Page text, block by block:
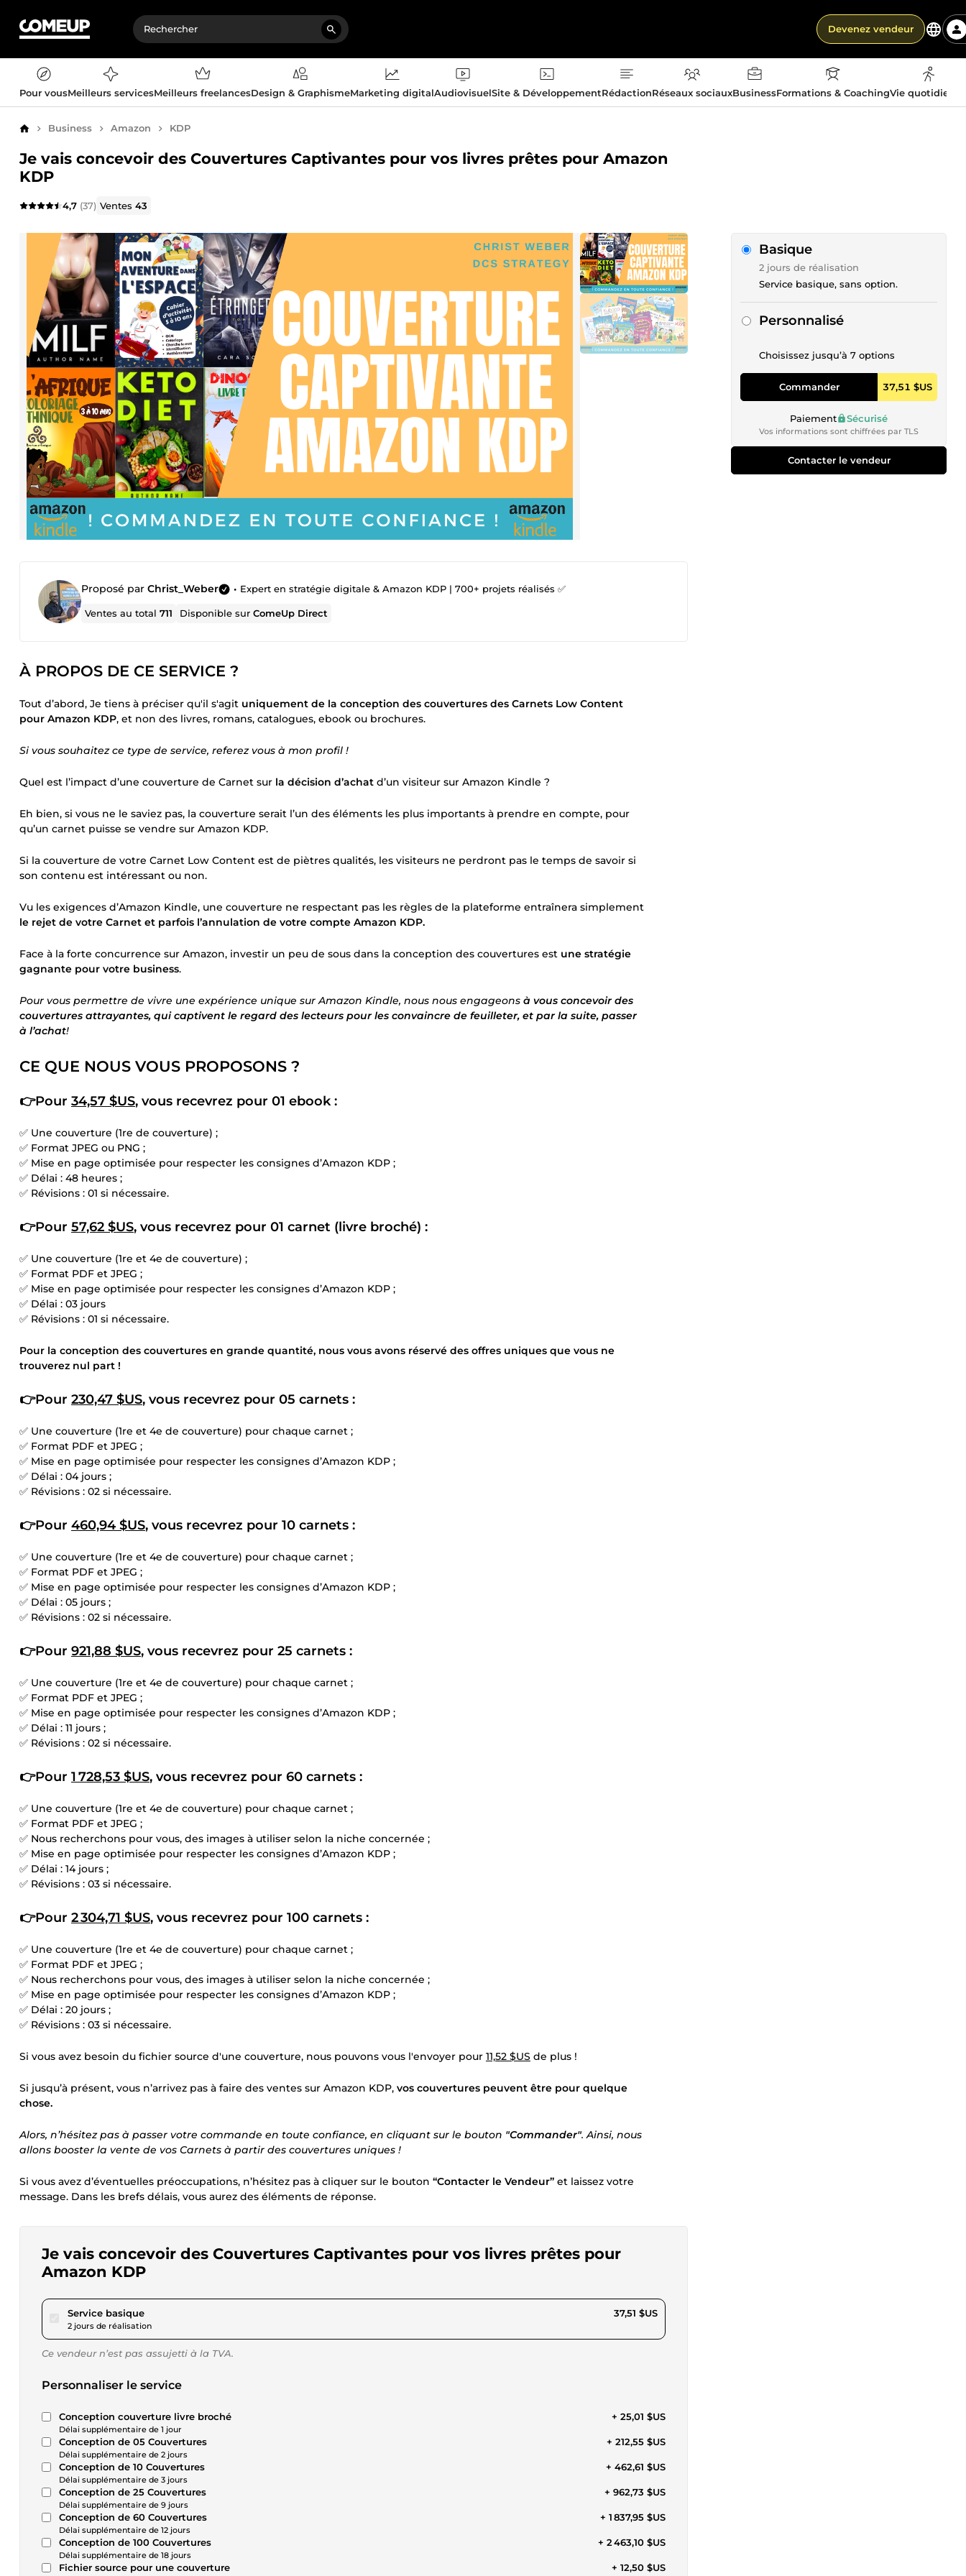
Devenez vendeur
Pour vousMeilleurs servicesMeilleurs freelancesDesign & GraphismeMarketing digitalAudiovisuelSite & DéveloppementRédactionRéseaux sociauxBusinessFormations & CoachingVie
AccueilBusiness Amazon KDP
Je vais concevoir des Couvertures Captivantes pour vos livres prêtes pour Amazon
KDP
4,7 (37) Ventes43
Proposé par Christ_Weber • Expert en stratégie digitale & Amazon KDP | 700+ projets réalisés ✅
Ventes au total711 Disponible surComeUp Direct
À PROPOS DE CE SERVICE ?
Tout d’abord, Je tiens à préciser qu'il s'agit uniquement de la conception des couvertures des Carnets Low Content
pour Amazon KDP, et non des livres, romans, catalogues, ebook ou brochures.
Si vous souhaitez ce type de service, referez vous à mon profil !
Quel est l’impact d’une couverture de Carnet sur la décision d’achat d’un visiteur sur Amazon Kindle ?
Eh bien, si vous ne le saviez pas, la couverture serait l’un des éléments les plus importants à prendre en compte, pour
qu’un carnet puisse se vendre sur Amazon KDP.
Si la couverture de votre Carnet Low Content est de piètres qualités, les visiteurs ne perdront pas le temps de savoir si
son contenu est intéressant ou non.
Vu les exigences d’Amazon Kindle, une couverture ne respectant pas les règles de la plateforme entraînera simplement
le rejet de votre Carnet et parfois l’annulation de votre compte Amazon KDP.
Face à la forte concurrence sur Amazon, investir un peu de sous dans la conception des couvertures est une stratégie
gagnante pour votre business.
Pour vous permettre de vivre une expérience unique sur Amazon Kindle, nous nous engageons à vous concevoir des
couvertures attrayantes, qui captivent le regard des lecteurs pour les convaincre de feuilleter, et par la suite, passer
à l’achat!
CE QUE NOUS VOUS PROPOSONS ?
👉Pour 34,57 $US, vous recevrez pour 01 ebook :
✅ Une couverture (1re de couverture) ;
✅ Format JPEG ou PNG ;
✅ Mise en page optimisée pour respecter les consignes d’Amazon KDP ;
✅ Délai : 48 heures ;
✅ Révisions : 01 si nécessaire.
👉Pour 57,62 $US, vous recevrez pour 01 carnet (livre broché) :
✅ Une couverture (1re et 4e de couverture) ;
✅ Format PDF et JPEG ;
✅ Mise en page optimisée pour respecter les consignes d’Amazon KDP ;
✅ Délai : 03 jours
✅ Révisions : 01 si nécessaire.
Pour la conception des couvertures en grande quantité, nous vous avons réservé des offres uniques que vous ne
trouverez nul part !
👉Pour 230,47 $US, vous recevrez pour 05 carnets :
✅ Une couverture (1re et 4e de couverture) pour chaque carnet ;
✅ Format PDF et JPEG ;
✅ Mise en page optimisée pour respecter les consignes d’Amazon KDP ;
✅ Délai : 04 jours ;
✅ Révisions : 02 si nécessaire.
👉Pour 460,94 $US, vous recevrez pour 10 carnets :
✅ Une couverture (1re et 4e de couverture) pour chaque carnet ;
✅ Format PDF et JPEG ;
✅ Mise en page optimisée pour respecter les consignes d’Amazon KDP ;
✅ Délai : 05 jours ;
✅ Révisions : 02 si nécessaire.
👉Pour 921,88 $US, vous recevrez pour 25 carnets :
✅ Une couverture (1re et 4e de couverture) pour chaque carnet ;
✅ Format PDF et JPEG ;
✅ Mise en page optimisée pour respecter les consignes d’Amazon KDP ;
✅ Délai : 11 jours ;
✅ Révisions : 02 si nécessaire.
👉Pour 1 728,53 $US, vous recevrez pour 60 carnets :
✅ Une couverture (1re et 4e de couverture) pour chaque carnet ;
✅ Format PDF et JPEG ;
✅ Nous recherchons pour vous, des images à utiliser selon la niche concernée ;
✅ Mise en page optimisée pour respecter les consignes d’Amazon KDP ;
✅ Délai : 14 jours ;
✅ Révisions : 03 si nécessaire.
👉Pour 2 304,71 $US, vous recevrez pour 100 carnets :
✅ Une couverture (1re et 4e de couverture) pour chaque carnet ;
✅ Format PDF et JPEG ;
✅ Nous recherchons pour vous, des images à utiliser selon la niche concernée ;
✅ Mise en page optimisée pour respecter les consignes d’Amazon KDP ;
✅ Délai : 20 jours ;
✅ Révisions : 03 si nécessaire.
Si vous avez besoin du fichier source d'une couverture, nous pouvons vous l'envoyer pour 11,52 $US de plus !
Si jusqu’à présent, vous n’arrivez pas à faire des ventes sur Amazon KDP, vos couvertures peuvent être pour quelque
chose.
Alors, n’hésitez pas à passer votre commande en toute confiance, en cliquant sur le bouton "Commander". Ainsi, nous
allons booster la vente de vos Carnets à partir des couvertures uniques !
Si vous avez d’éventuelles préoccupations, n’hésitez pas à cliquer sur le bouton “Contacter le Vendeur” et laissez votre
message. Dans les brefs délais, vous aurez des éléments de réponse.
Je vais concevoir des Couvertures Captivantes pour vos livres prêtes pour
Amazon KDP
Service basiquepour 34,57 $US
2 jours de réalisation
37,51 $US
Ce vendeur n’est pas assujetti à la TVA.
Personnaliser le service
Conception couverture livre broché
Délai supplémentaire de 1 jour
+ 25,01 $US
Conception de 05 Couvertures
Délai supplémentaire de 2 jours
+ 212,55 $US
Conception de 10 Couvertures
Délai supplémentaire de 3 jours
+ 462,61 $US
Conception de 25 Couvertures
Délai supplémentaire de 9 jours
+ 962,73 $US
Conception de 60 Couvertures
Délai supplémentaire de 12 jours
+ 1 837,95 $US
Conception de 100 Couvertures
Délai supplémentaire de 18 jours
+ 2 463,10 $US
Fichier source pour une couverture + 12,50 $US
Basique
2 jours de réalisation
Service basique, sans option.
Personnalisé
Choisissez jusqu’à 7 options
Commander 37,51 $US
Paiement Sécurisé
Vos informations sont chiffrées par TLS
Contacter le vendeur